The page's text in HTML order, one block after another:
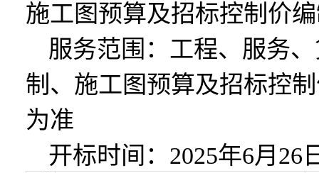
施工图预算及招标控制价
服务范围： 工程、服务
制、施工图预算及招标控
为准
开标时间： 2025年6月 26